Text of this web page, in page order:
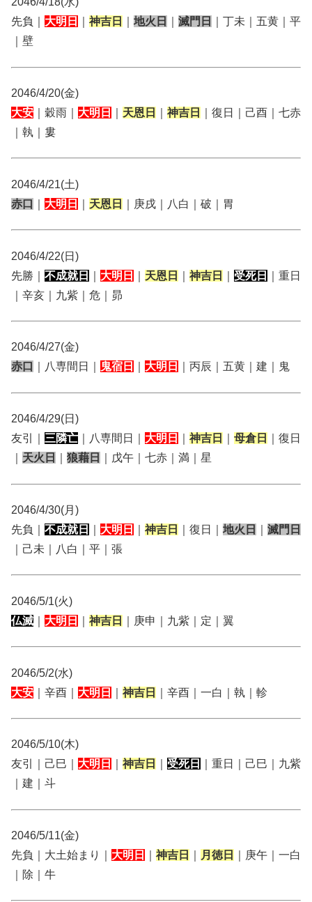
先負｜ 大明日 神吉日 地火日 滅門日
｜丁未｜五黄｜平
｜壁
2046/4/20(金)
大安 ｜穀雨｜ 大明日 天恩日 神吉日
｜復日｜己酉｜七赤
｜執｜婁
2046/4/21(土)
赤口
大明日 天恩日 ｜庚戌｜八白｜破｜胃
2046/4/22(日)
先勝｜ 不成就日 大明日 天恩日 神吉日 受死日
｜重日
｜辛亥｜九紫｜危｜昴
2046/4/27(金)
赤口
｜八専間日｜ 鬼宿日 大明日 ｜丙辰｜五黄｜建｜鬼
2046/4/29(日)
友引｜ 三隣亡 ｜八専間日｜ 大明日 神吉日 母倉日
｜復日
天火日 狼藉日 ｜戊午｜七赤｜満｜星
2046/4/30(月)
先負｜ 不成就日 大明日 神吉日 ｜復日｜ 地火日
滅門日
｜己未｜八白｜平｜張
2046/5/1(火)
仏滅
大明日 神吉日 ｜庚申｜九紫｜定｜翼
2046/5/2(水)
大安 ｜辛酉｜ 大明日 神吉日 ｜辛酉｜一白｜執｜軫
2046/5/10(木)
友引｜己巳｜ 大明日 神吉日 受死日
｜重日｜己巳｜九紫
｜建｜斗
2046/5/11(金)
先負｜大土始まり｜ 大明日 神吉日 月徳日
｜庚午｜一白
｜除｜牛